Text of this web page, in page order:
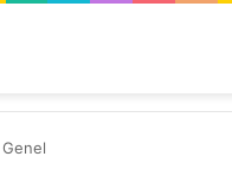
Genel